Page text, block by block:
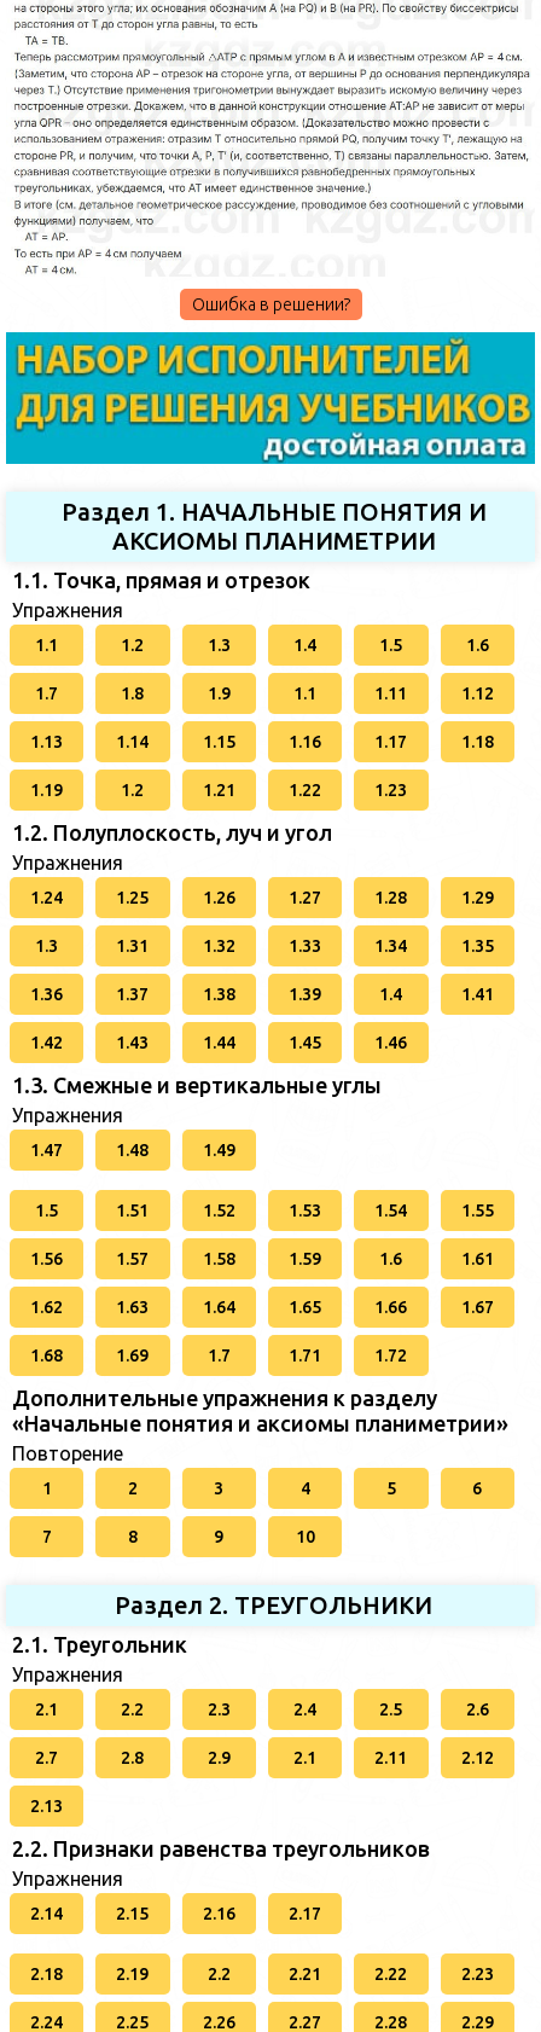
Ошибка в решении?
Раздел 1. НАЧАЛЬНЫЕ ПОНЯТИЯ И
АКСИОМЫ ПЛАНИМЕТРИИ
1.1. Точка, прямая и отрезок
Упражнения
1.1 1.2 1.3 1.4 1.5 1.6
1.7 1.8 1.9 1.1 1.11 1.12
1.13 1.14 1.15 1.16 1.17 1.18
1.19 1.2 1.21 1.22 1.23
1.2. Полуплоскость, луч и угол
Упражнения
1.24 1.25 1.26 1.27 1.28 1.29
1.3 1.31 1.32 1.33 1.34 1.35
1.36 1.37 1.38 1.39 1.4 1.41
1.42 1.43 1.44 1.45 1.46
1.3. Смежные и вертикальные углы
Упражнения
1.47 1.48 1.49
1.5 1.51 1.52 1.53 1.54 1.55
1.56 1.57 1.58 1.59 1.6 1.61
1.62 1.63 1.64 1.65 1.66 1.67
1.68 1.69 1.7 1.71 1.72
Дополнительные упражнения к разделу
«Начальные понятия и аксиомы планиметрии»
Повторение
1 2 3 4 5 6
7 8 9 10
Раздел 2. ТРЕУГОЛЬНИКИ
2.1. Треугольник
Упражнения
2.1 2.2 2.3 2.4 2.5 2.6
2.7 2.8 2.9 2.1 2.11 2.12
2.13
2.2. Признаки равенства треугольников
Упражнения
2.14 2.15 2.16 2.17
2.18 2.19 2.2 2.21 2.22 2.23
2.24 2.25 2.26 2.27 2.28 2.29